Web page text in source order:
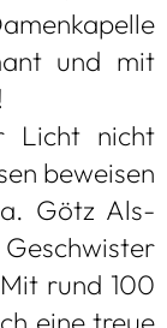
und mit
Licht nicht
bewei­sen
Götz Als­
Geschwis­ter
rund 100